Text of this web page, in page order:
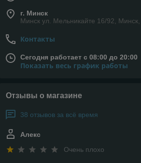
г. Минск
Минск ул. Мельникайте 16/92,
Контакты
Сегодня работает с 08:00 до 20:00
Показать весь график работы
Отзывы о магазине
38 отзывов за всё время
Алекс
Очень плохо